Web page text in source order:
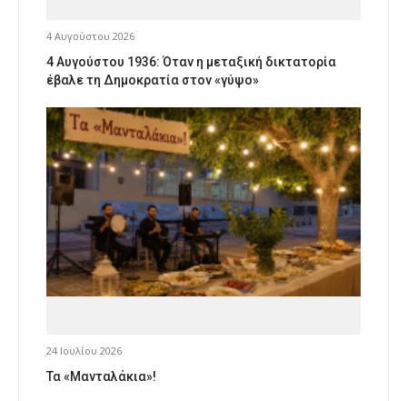
4 Αυγούστου 2026
4 Αυγούστου 1936: Όταν η μεταξική δικτατορία
έβαλε τη Δημοκρατία στον «γύψο»
24 Ιουλίου 2026
Τα «Μανταλάκια»!